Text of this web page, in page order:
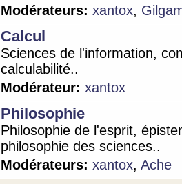
Modérateurs: xantox,
Calcul
Sciences de l'information,
calculabilité..
Modérateur: xantox
Philosophie
Philosophie de l'esprit,
philosophie des sciences..
Modérateurs: xantox, Ache